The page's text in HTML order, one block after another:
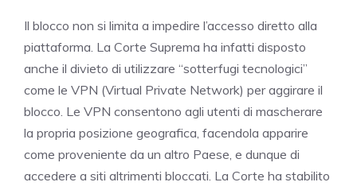
Il blocco non si limita a impedire l’accesso diretto alla
piattaforma. La Corte Suprema ha infatti disposto
anche il divieto di utilizzare “sotterfugi tecnologici”
come le VPN (Virtual Private Network) per aggirare il
blocco. Le VPN consentono agli utenti di mascherare
la propria posizione geografica, facendola apparire
come proveniente da un altro Paese, e dunque di
accedere a siti altrimenti bloccati. La Corte ha stabilito